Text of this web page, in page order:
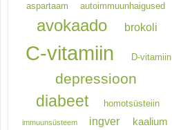
aspartaam autoimmuunhaigused
avokaado brokoli
C-vitamiin D-vitamiin
depressioon
diabeet homotsüsteiin
immuunsüsteem ingver kaalium